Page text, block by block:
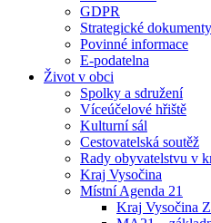
GDPR
Strategické dokumenty
Povinné informace
E-podatelna
Život v obci
Spolky a sdružení
Víceúčelové hřiště
Kulturní sál
Cestovatelská soutěž
Rady obyvatelstvu v
Kraj Vysočina
Místní Agenda 21
Kraj Vysočina